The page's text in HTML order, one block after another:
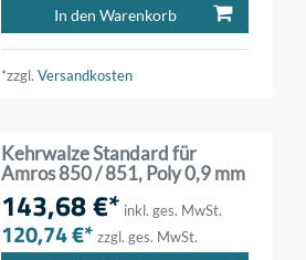
In den Warenkorb
*zzgl.Versandkosten
Kehrwalze Standard für
Amros 850 / 851, Poly 0,9 mm
143,68 €* inkl. ges. MwSt.
120,74 €* zzgl. ges. MwSt.